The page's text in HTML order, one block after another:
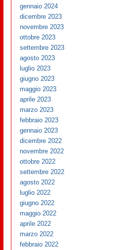
gennaio 2024
dicembre 2023
novembre 2023
ottobre 2023
settembre 2023
agosto 2023
luglio 2023
giugno 2023
maggio 2023
aprile 2023
marzo 2023
febbraio 2023
gennaio 2023
dicembre 2022
novembre 2022
ottobre 2022
settembre 2022
agosto 2022
luglio 2022
giugno 2022
maggio 2022
aprile 2022
marzo 2022
febbraio 2022